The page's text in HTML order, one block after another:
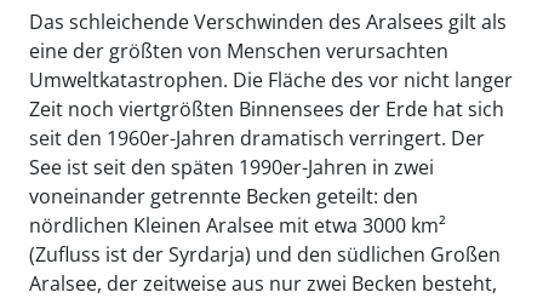
Das schleichende Verschwinden des Aralsees gilt als
eine der größten von Menschen verursachten
Umweltkatastrophen. Die Fläche des vor nicht langer
Zeit noch viertgrößten Binnensees der Erde hat sich
seit den 1960er-Jahren dramatisch verringert. Der
See ist seit den späten 1990er-Jahren in zwei
voneinander getrennte Becken geteilt: den
nördlichen Kleinen Aralsee mit etwa 3000 km²
(Zufluss ist der Syrdarja) und den südlichen Großen
Aralsee, der zeitweise aus nur zwei Becken besteht,